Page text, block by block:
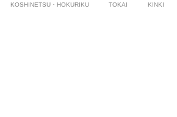
KOSHINETSU・HOKURIKU TOKAI KINKI